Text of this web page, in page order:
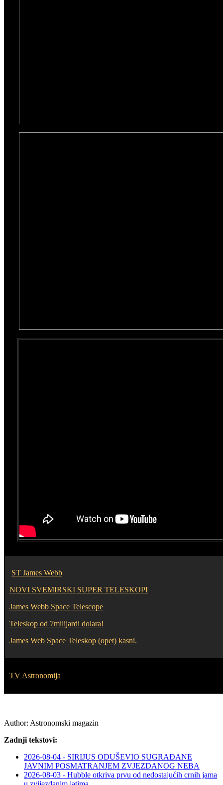
ST James Webb
NOVI SVEMIRSKI SUPER TELESKOPI
James Webb Space Telescope
Teleskop od 7milijardi dolara!
James Web Space Teleskop (opet) kasni.
TV Astronomija
Author: Astronomski magazin
Zadnji tekstovi:
2026-08-04 - SIRIJUS ODUŠEVIO SUGRAĐANE
JAVNIM POSMATRANJEM ZVJEZDANOG NEBA
2026-08-03 - Hubble otkriva prvu od nedostajućih crnih jama